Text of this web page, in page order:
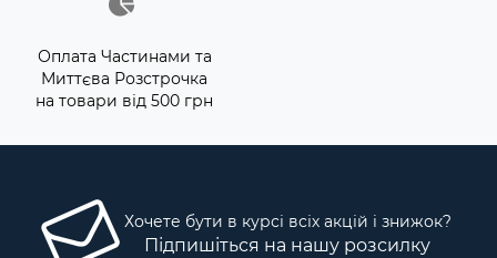
Оплата Частинами та
Миттєва Розстрочка
на товари від 500 грн
Хочете бути в курсі всіх акцій і знижок?
Підпишіться на нашу розсилку